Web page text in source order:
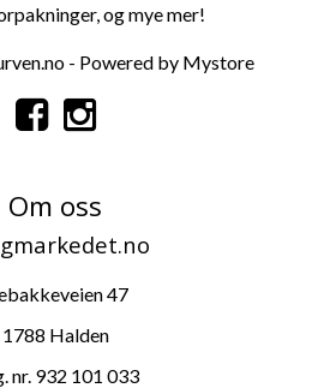
kninger, og mye mer!
- Powered by Mystore
Om oss
47
1788 Halden
nr. 932 101 033